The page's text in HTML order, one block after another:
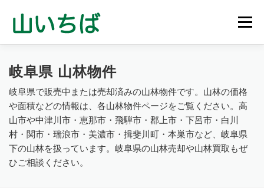
メニュ
山林売買物件 山を買う
立木買取 会社概要 お問い合わせ
岐阜県 山林物件
岐阜県で販売中または売却済みの山林物件です。山林の価格
や面積などの情報は、各山林物件ページをご覧ください。高
山市や中津川市・恵那市・飛騨市・郡上市・下呂市・白川
村・関市・瑞浪市・美濃市・揖斐川町・本巣市など、岐阜県
下の山林を扱っています。岐阜県の山林売却や山林買取もぜ
ひご相談ください。